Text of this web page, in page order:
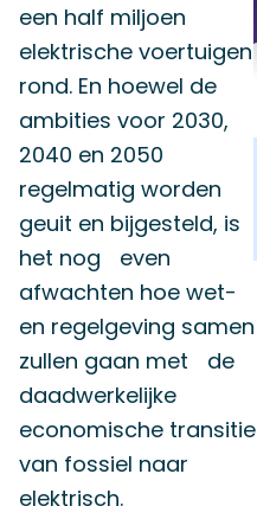
een half miljoen
elektrische voertuigen
rond. En hoewel de
ambities voor 2030,
2040 en 2050
regelmatig worden
geuit en bijgesteld, is
het nog even
afwachten hoe wet-
en regelgeving samen
zullen gaan met de
daadwerkelijke
economische transitie
van fossiel naar
elektrisch.